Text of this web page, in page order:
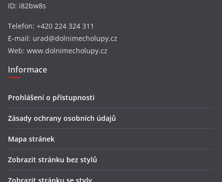
ID: i82bw8s
Telefon: +420 224 324 311
E-mail: urad@dolnimecholupy.cz
Web: www.dolnimecholupy.cz
Informace
Prohlášení o přístupnosti
Zásady ochrany osobních údajů
Mapa stránek
Zobrazit stránku bez stylů